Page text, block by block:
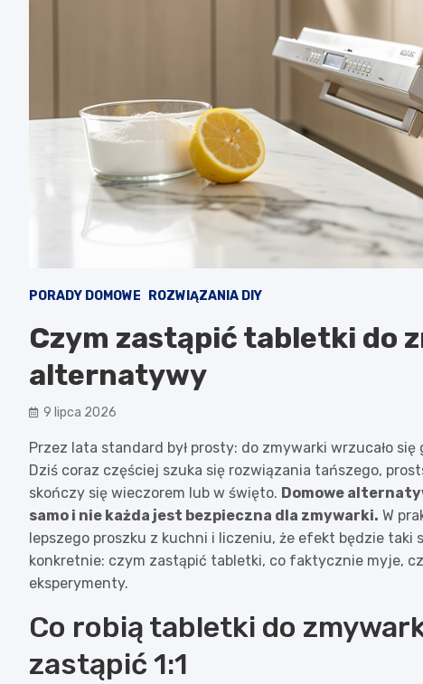
PORADY DOMOWE ROZWIĄZANIA DIY
Czym zastąpić tabletki do
alternatywy
9 lipca 2026
Przez lata standard był prosty: do zmywarki wrzucało się
Dziś coraz częściej szuka się rozwiązania tańszego,
skończy się wieczorem lub w święto. Domowe
samo i nie każda jest bezpieczna dla zmywarki. W
lepszego proszku z kuchni i liczeniu, że efekt będzie taki
konkretnie: czym zastąpić tabletki, co faktycznie myje,
eksperymenty.
Co robią tabletki do
zastąpić 1:1